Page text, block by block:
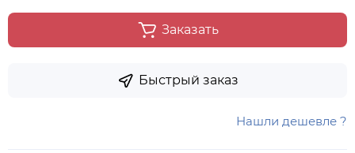
Заказать
Быстрый заказ
Нашли дешевле ?